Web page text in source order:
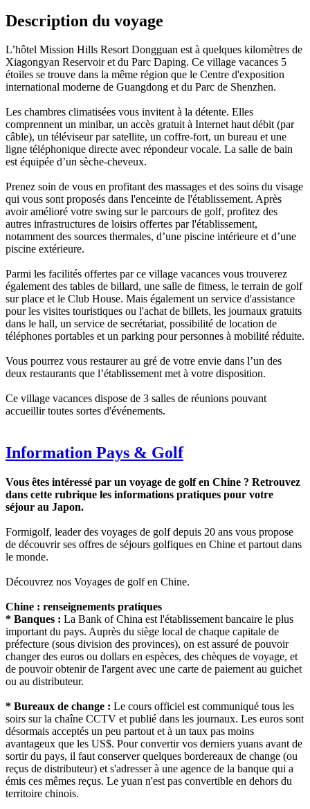
Description du voyage
L’hôtel Mission Hills Resort Dongguan est à quelques kilomètres de
Xiagongyan Reservoir et du Parc Daping. Ce village vacances 5
étoiles se trouve dans la même région que le Centre d'exposition
international moderne de Guangdong et du Parc de Shenzhen.
Les chambres climatisées vous invitent à la détente. Elles
comprennent un minibar, un accès gratuit à Internet haut débit (par
câble), un téléviseur par satellite, un coffre-fort, un bureau et une
ligne téléphonique directe avec répondeur vocale. La salle de bain
est équipée d’un sèche-cheveux.
Prenez soin de vous en profitant des massages et des soins du visage
qui vous sont proposés dans l'enceinte de l'établissement. Après
avoir amélioré votre swing sur le parcours de golf, profitez des
autres infrastructures de loisirs offertes par l'établissement,
notamment des sources thermales, d’une piscine intérieure et d’une
piscine extérieure.
Parmi les facilités offertes par ce village vacances vous trouverez
également des tables de billard, une salle de fitness, le terrain de golf
sur place et le Club House. Mais également un service d'assistance
pour les visites touristiques ou l'achat de billets, les journaux gratuits
dans le hall, un service de secrétariat, possibilité de location de
téléphones portables et un parking pour personnes à mobilité réduite.
Vous pourrez vous restaurer au gré de votre envie dans l’un des
deux restaurants que l’établissement met à votre disposition.
Ce village vacances dispose de 3 salles de réunions pouvant
accueillir toutes sortes d'événements.
Information Pays & Golf
Vous êtes intéressé par un voyage de golf en Chine ? Retrouvez
dans cette rubrique les informations pratiques pour votre
séjour au Japon.
Formigolf, leader des voyages de golf depuis 20 ans vous propose
de découvrir ses offres de séjours golfiques en Chine et partout dans
le monde.
Découvrez nos Voyages de golf en Chine.
Chine : renseignements pratiques
* Banques : La Bank of China est l'établissement bancaire le plus
important du pays. Auprès du siège local de chaque capitale de
préfecture (sous division des provinces), on est assuré de pouvoir
changer des euros ou dollars en espèces, des chèques de voyage, et
de pouvoir obtenir de l'argent avec une carte de paiement au guichet
ou au distributeur.
* Bureaux de change : Le cours officiel est communiqué tous les
soirs sur la chaîne CCTV et publié dans les journaux. Les euros sont
désormais acceptés un peu partout et à un taux pas moins
avantageux que les US$. Pour convertir vos derniers yuans avant de
sortir du pays, il faut conserver quelques bordereaux de change (ou
reçus de distributeur) et s'adresser à une agence de la banque qui a
émis ces mêmes reçus. Le yuan n'est pas convertible en dehors du
territoire chinois.